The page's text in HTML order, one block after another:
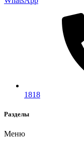
1818
Разделы
Меню